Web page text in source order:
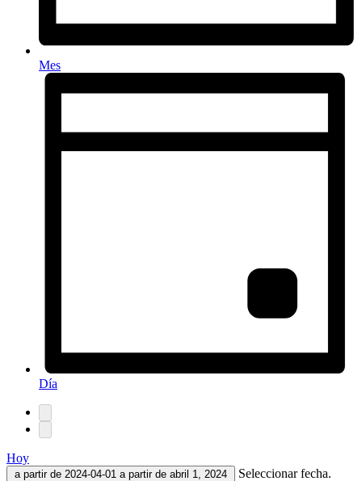
Mes
Día
Hoy
a partir de 2024-04-01 a partir de abril 1, 2024 Seleccionar fecha.